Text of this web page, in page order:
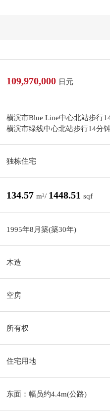
109,970,000 日元
横滨市Blue Line中心北站步行
横滨市绿线中心北站步行14分钟
独栋住宅
134.57 m²/ 1448.51 sqf
1995年8月築(築30年)
木造
空房
所有权
住宅用地
东面：幅员约4.4m(公路)